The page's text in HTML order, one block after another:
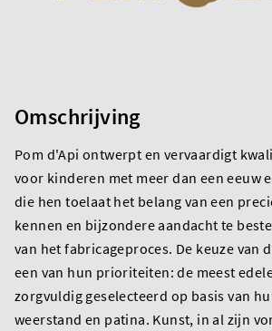
Omschrijving
Pom d'Api ontwerpt en vervaardigt
voor kinderen met meer dan een eeuw
die hen toelaat het belang van een
kennen en bijzondere aandacht te
van het fabricageproces. De keuze van
een van hun prioriteiten: de meest
zorgvuldig geselecteerd op basis van
weerstand en patina. Kunst, in al zijn